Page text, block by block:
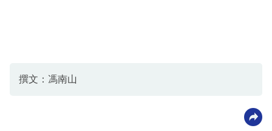
撰文：馮南山